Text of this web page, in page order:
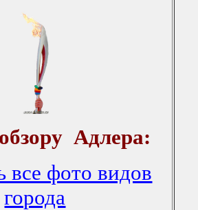
Адлера:
все фото видов
города